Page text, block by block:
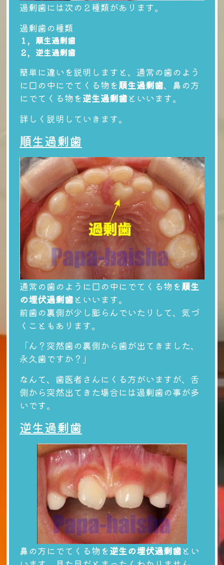
過剰歯には次の２種類があります。
過剰歯の種類
１，順生過剰歯
２，逆生過剰歯
簡単に違いを説明しますと、通常の歯のよう
に口の中にでてくる物を順生過剰歯、鼻の方
にでてくる物を逆生過剰歯といいます。
詳しく説明していきます。
順生過剰歯
通常の歯のように口の中にでてくる物を順生
の埋伏過剰歯といいます。
前歯の裏側が少し膨らんでいたりして、気づ
くこともあります。
「ん？突然歯の裏側から歯が出てきました、
永久歯ですか？」
なんて、歯医者さんにくる方がいますが、舌
側から突然出てきた場合には過剰歯の事が多
いです。
逆生過剰歯
鼻の方にでてくる物を逆生の埋伏過剰歯とい